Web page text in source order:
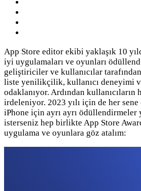
App Store editor ekibi yaklaşık 10
iyi uygulamaları ve oyunları
geliştiriciler ve kullanıcılar
liste yenilikçilik, kullanıcı deneyimi
odaklanıyor. Ardından kullanıcıların
irdeleniyor. 2023 yılı için de her
iPhone için ayrı ayrı ödüllendirmeler
isterseniz hep birlikte App Store
uygulama ve oyunlara göz atalım: